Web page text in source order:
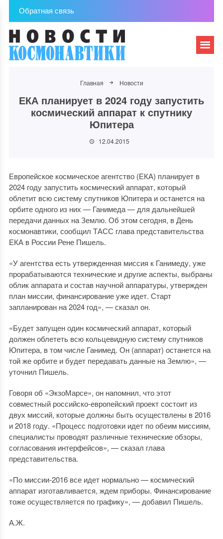
Обратная связь
Главная Новости
ЕКА планирует в 2024 году запустить
космический аппарат к спутнику
Юпитера
12.04.2015
Европейское космическое агентство (ЕКА) планирует в
2024 году запустить космический аппарат, который
облетит всю систему спутников Юпитера и останется на
орбите одного из них — Ганимеда — для дальнейшей
передачи данных на Землю. Об этом сегодня, в День
космонавтики, сообщил ТАСС глава представительства
ЕКА в России Рене Пишель.
«У агентства есть утвержденная миссия к Ганимеду, уже
прорабатываются технические и другие аспекты, выбраны
облик аппарата и состав научной аппаратуры, утвержден
план миссии, финансирование уже идет. Старт
запланирован на 2024 год», — сказал он.
«Будет запущен один космический аппарат, который
должен облететь всю кольцевидную систему спутников
Юпитера, в том числе Ганимед. Он (аппарат) останется на
той же орбите и будет передавать данные на Землю», —
уточнил Пишель.
Говоря об «ЭкзоМарсе», он напомнил, что этот
совместный российско-европейский проект состоит из
двух миссий, которые должны быть осуществлены в 2016
и 2018 году. «Процесс подготовки идет по обеим миссиям,
специалисты проводят различные технические обзоры,
согласования интерфейсов», — сказал глава
представительства.
«По миссии-2016 все идет нормально — космический
аппарат изготавливается, ждем приборы. Финансирование
тоже осуществляется по графику», — добавил Пишель.
А.Ж.